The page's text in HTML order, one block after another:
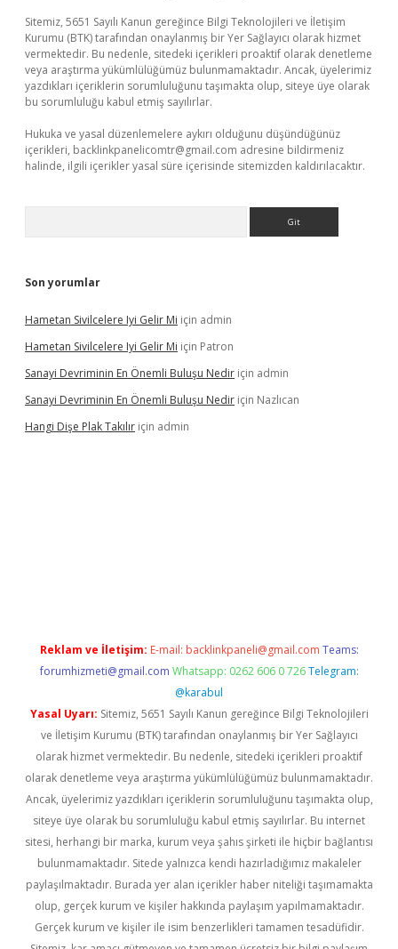
Sitemiz, 5651 Sayılı Kanun gereğince Bilgi Teknolojileri ve İletişim
Kurumu (BTK) tarafından onaylanmış bir Yer Sağlayıcı olarak hizmet
vermektedir. Bu nedenle, sitedeki içerikleri proaktif olarak denetleme
veya araştırma yükümlülüğümüz bulunmamaktadır. Ancak, üyelerimiz
yazdıkları içeriklerin sorumluluğunu taşımakta olup, siteye üye olarak
bu sorumluluğu kabul etmiş sayılırlar.
Hukuka ve yasal düzenlemelere aykırı olduğunu düşündüğünüz
içerikleri, backlinkpanelicomtr@gmail.com adresine bildirmeniz
halinde, ilgili içerikler yasal süre içerisinde sitemizden kaldırılacaktır.
Son yorumlar
Hametan Sivilcelere Iyi Gelir Mi için admin
Hametan Sivilcelere Iyi Gelir Mi için Patron
Sanayi Devriminin En Önemli Buluşu Nedir için admin
Sanayi Devriminin En Önemli Buluşu Nedir için Nazlıcan
Hangi Dişe Plak Takılır için admin
Reklam ve İletişim: E-mail: backlinkpaneli@gmail.com Teams:
forumhizmeti@gmail.com Whatsapp: 0262 606 0 726 Telegram:
@karabul
Yasal Uyarı: Sitemiz, 5651 Sayılı Kanun gereğince Bilgi Teknolojileri
ve İletişim Kurumu (BTK) tarafından onaylanmış bir Yer Sağlayıcı
olarak hizmet vermektedir. Bu nedenle, sitedeki içerikleri proaktif
olarak denetleme veya araştırma yükümlülüğümüz bulunmamaktadır.
Ancak, üyelerimiz yazdıkları içeriklerin sorumluluğunu taşımakta olup,
siteye üye olarak bu sorumluluğu kabul etmiş sayılırlar. Bu internet
sitesi, herhangi bir marka, kurum veya şahıs şirketi ile hiçbir bağlantısı
bulunmamaktadır. Sitede yalnızca kendi hazırladığımız makaleler
paylaşılmaktadır. Burada yer alan içerikler haber niteliği taşımamakta
olup, gerçek kurum ve kişiler hakkında paylaşım yapılmamaktadır.
Gerçek kurum ve kişiler ile isim benzerlikleri tamamen tesadüfidir.